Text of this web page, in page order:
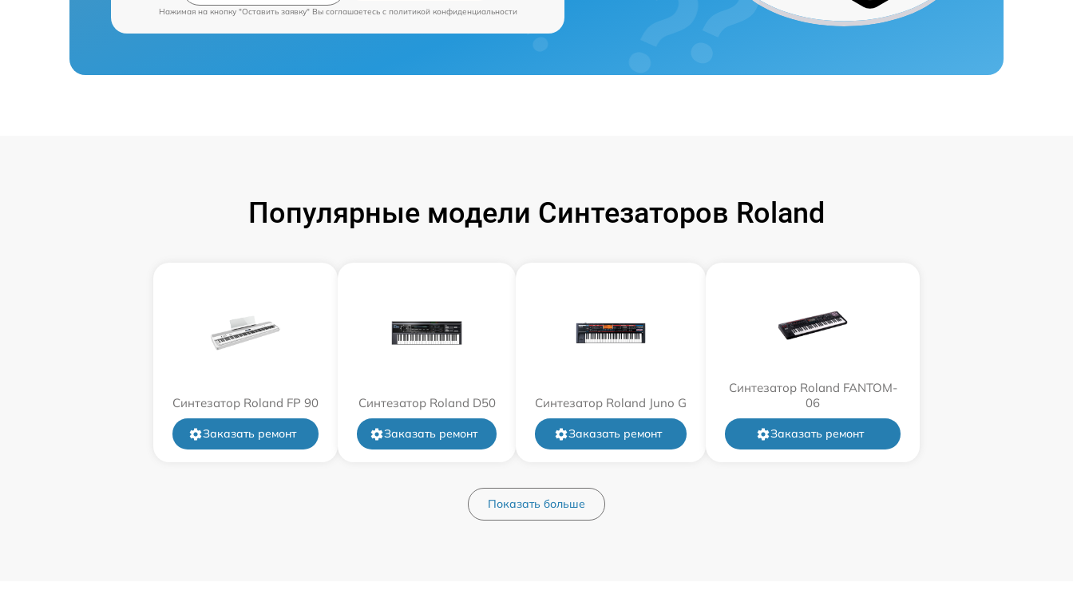
Нажимая на кнопку "Оставить заявку" Вы соглашаетесь c политикой конфиденциальности
Популярные модели Синтезаторов Roland
Синтезатор Roland FP 90
Заказать ремонт
Синтезатор Roland D50
Заказать ремонт
Синтезатор Roland Juno G
Заказать ремонт
Синтезатор Roland FANTOM-
06
Заказать ремонт
Показать больше